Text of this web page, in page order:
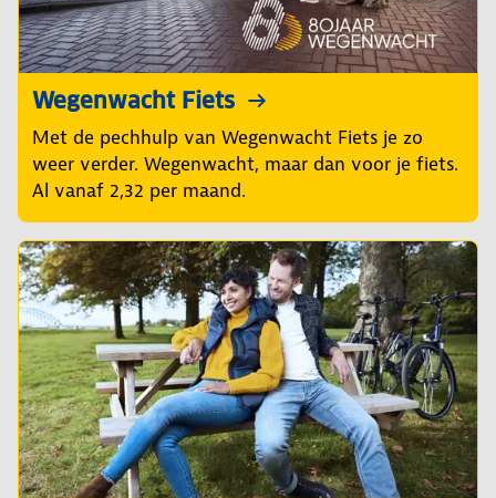
Wegenwacht Fiets
Met de pechhulp van Wegenwacht Fiets je zo
weer verder. Wegenwacht, maar dan voor je fiets.
Al vanaf 2,32 per maand.